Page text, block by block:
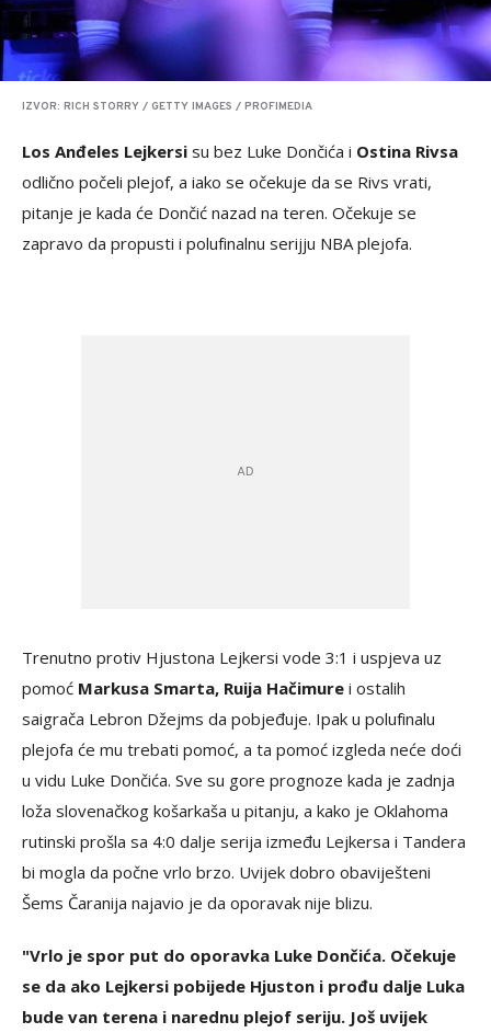
IZVOR: RICH STORRY / GETTY IMAGES / PROFIMEDIA
Los Anđeles Lejkersi su bez Luke Dončića i Ostina Rivsa
odlično počeli plejof, a iako se očekuje da se Rivs vrati,
pitanje je kada će Dončić nazad na teren. Očekuje se
zapravo da propusti i polufinalnu serijju NBA plejofa.
Trenutno protiv Hjustona Lejkersi vode 3:1 i uspjeva uz
pomoć Markusa Smarta, Ruija Hačimure i ostalih
saigrača Lebron Džejms da pobjeđuje. Ipak u polufinalu
plejofa će mu trebati pomoć, a ta pomoć izgleda neće doći
u vidu Luke Dončića. Sve su gore prognoze kada je zadnja
loža slovenačkog košarkaša u pitanju, a kako je Oklahoma
rutinski prošla sa 4:0 dalje serija između Lejkersa i Tandera
bi mogla da počne vrlo brzo. Uvijek dobro obaviješteni
Šems Čaranija najavio je da oporavak nije blizu.
"Vrlo je spor put do oporavka Luke Dončića. Očekuje
se da ako Lejkersi pobijede Hjuston i prođu dalje Luka
bude van terena i narednu plejof seriju. Još uvijek